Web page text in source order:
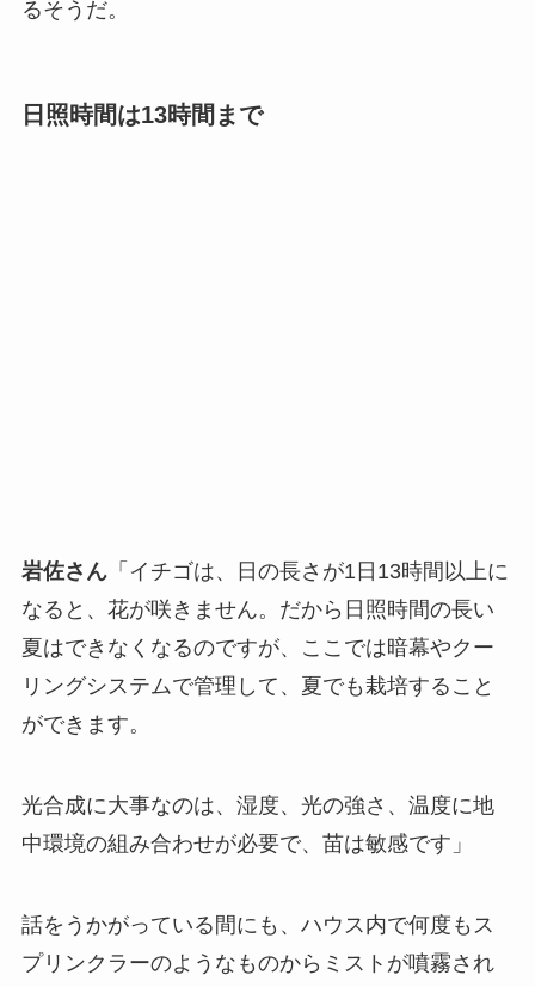
るそうだ。
日照時間は13時間まで
岩佐さん「イチゴは、日の長さが1日13時間以上に
なると、花が咲きません。だから日照時間の長い
夏はできなくなるのですが、ここでは暗幕やクー
リングシステムで管理して、夏でも栽培すること
ができます。
光合成に大事なのは、湿度、光の強さ、温度に地
中環境の組み合わせが必要で、苗は敏感です」
話をうかがっている間にも、ハウス内で何度もス
プリンクラーのようなものからミストが噴霧され